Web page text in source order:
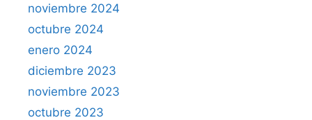
noviembre 2024
octubre 2024
enero 2024
diciembre 2023
noviembre 2023
octubre 2023